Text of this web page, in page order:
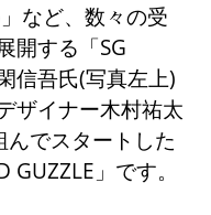
など、数々の受
開する「SG
信吾氏(写真左上)
ザイナー木村祐太
でスタートした
GUZZLE」です。